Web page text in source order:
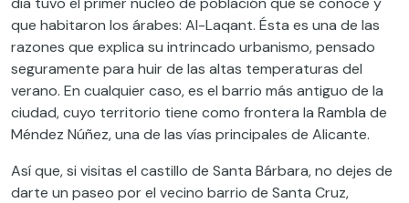
que habitaron los árabes: Al-Laqant. Ésta es una de las
razones que explica su intrincado urbanismo, pensado
seguramente para huir de las altas temperaturas del
verano. En cualquier caso, es el barrio más antiguo de la
ciudad, cuyo territorio tiene como frontera la Rambla de
Méndez Núñez, una de las vías principales de Alicante.
Así que, si visitas el castillo de Santa Bárbara, no dejes de
darte un paseo por el vecino barrio de Santa Cruz,